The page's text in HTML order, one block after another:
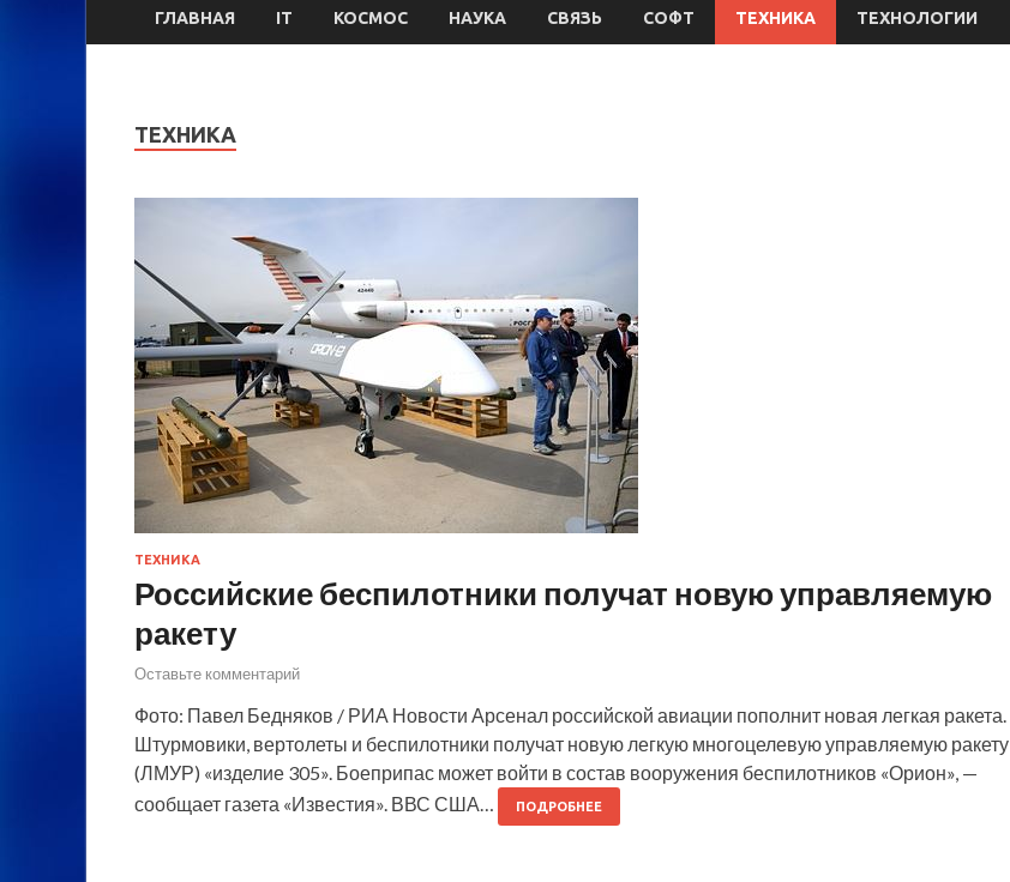
ГЛАВНАЯ IT КОСМОС НАУКА СВЯЗЬ СОФТ ТЕХНИКА ТЕХНОЛОГИИ
ТЕХНИКА
ТЕХНИКА
Российские беспилотники получат новую управляемую
ракету
Оставьте комментарий
Фото: Павел Бедняков / РИА Новости Арсенал российской авиации пополнит новая легкая ракета.
Штурмовики, вертолеты и беспилотники получат новую легкую многоцелевую управляемую ракету
(ЛМУР) «изделие 305». Боеприпас может войти в состав вооружения беспилотников «Орион», —
сообщает газета «Известия». ВВС США…
ПОДРОБНЕЕ